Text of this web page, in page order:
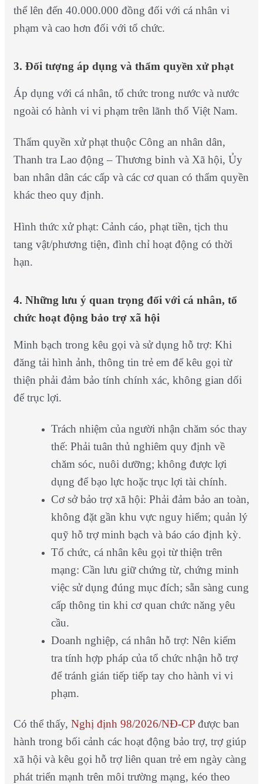
thể lên đến 40.000.000 đồng đối với cá nhân vi
phạm và cao hơn đối với tổ chức.
3. Đối tượng áp dụng và thẩm quyền xử phạt
Áp dụng với cá nhân, tổ chức trong nước và nước
ngoài có hành vi vi phạm trên lãnh thổ Việt Nam.
Thẩm quyền xử phạt thuộc Công an nhân dân,
Thanh tra Lao động – Thương binh và Xã hội, Ủy
ban nhân dân các cấp và các cơ quan có thẩm quyền
khác theo quy định.
Hình thức xử phạt: Cảnh cáo, phạt tiền, tịch thu
tang vật/phương tiện, đình chỉ hoạt động có thời
hạn.
4. Những lưu ý quan trọng đối với cá nhân, tổ
chức hoạt động bảo trợ xã hội
Minh bạch trong kêu gọi và sử dụng hỗ trợ: Khi
đăng tải hình ảnh, thông tin trẻ em để kêu gọi từ
thiện phải đảm bảo tính chính xác, không gian dối
để trục lợi.
Trách nhiệm của người nhận chăm sóc thay
thế: Phải tuân thủ nghiêm quy định về
chăm sóc, nuôi dưỡng; không được lợi
dụng để bạo lực hoặc trục lợi tài chính.
Cơ sở bảo trợ xã hội: Phải đảm bảo an toàn,
không đặt gần khu vực nguy hiểm; quản lý
quỹ hỗ trợ minh bạch và báo cáo định kỳ.
Tổ chức, cá nhân kêu gọi từ thiện trên
mạng: Cần lưu giữ chứng từ, chứng minh
việc sử dụng đúng mục đích; sẵn sàng cung
cấp thông tin khi cơ quan chức năng yêu
cầu.
Doanh nghiệp, cá nhân hỗ trợ: Nên kiểm
tra tính hợp pháp của tổ chức nhận hỗ trợ
để tránh gián tiếp tiếp tay cho hành vi vi
phạm.
Có thể thấy, Nghị định 98/2026/NĐ-CPđược ban
hành trong bối cảnh các hoạt động bảo trợ, trợ giúp
xã hội và kêu gọi hỗ trợ liên quan trẻ em ngày càng
phát triển mạnh trên môi trường mạng, kéo theo